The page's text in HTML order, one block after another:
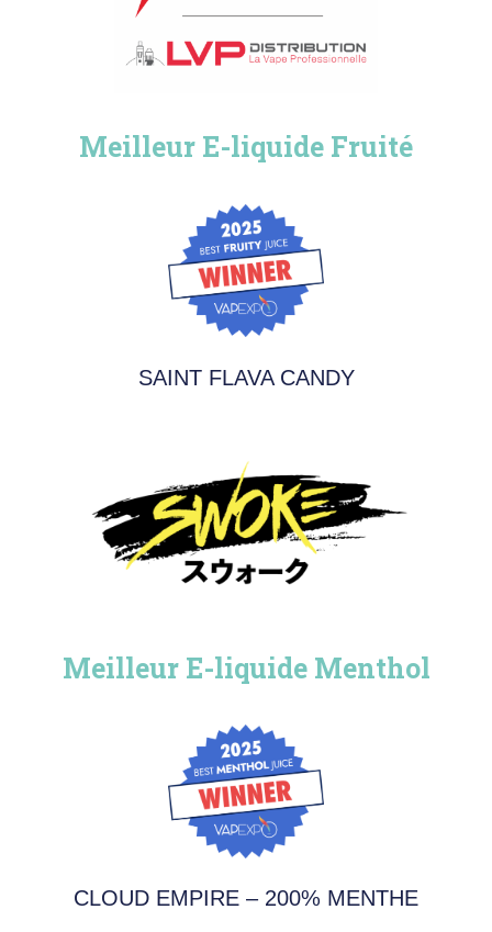
Meilleur E-liquide Fruité
SAINT FLAVA CANDY
Meilleur E-liquide Menthol
CLOUD EMPIRE – 200% MENTHE